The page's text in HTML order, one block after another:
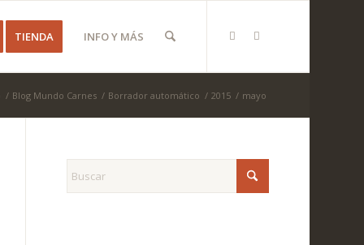
TIENDA INFO Y MÁS
/ Blog Mundo Carnes / Borrador automático / 2015 / mayo